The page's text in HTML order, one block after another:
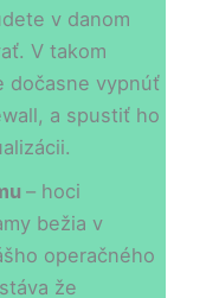
v danom
V takom
dočasne vypnúť
a spustiť ho
– hoci
bežia v
operačného
že